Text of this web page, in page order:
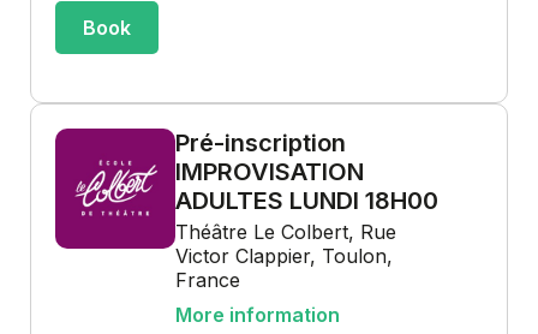
Book
Pré-inscription
IMPROVISATION
ADULTES LUNDI 18H00
Théâtre Le Colbert, Rue
Victor Clappier, Toulon,
France
More information